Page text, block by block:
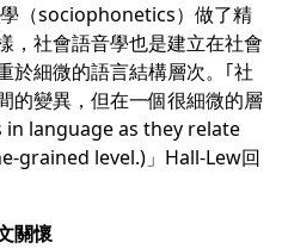
（sociophonetics）做了精
，社會語音學也是建立在社會
於細微的語言結構層次。｢社
的變異，但在一個很細微的層
language as they relate
grained level.)」Hall-Lew回
關懷